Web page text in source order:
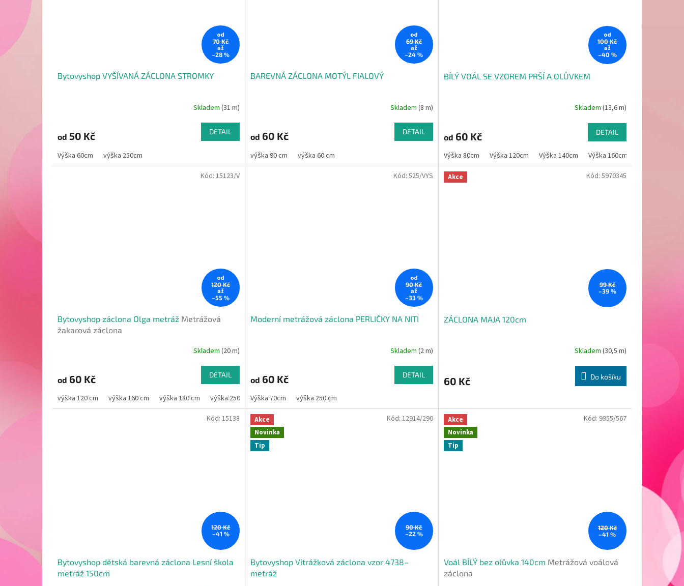
od
70 Kč
až
–28 %
Bytovyshop VYŠÍVANÁ ZÁCLONA STROMKY
Skladem(31 m)
od 50 Kč DETAIL
Výška 60cm výška 250cm
od
69 Kč
až
–24 %
BAREVNÁ ZÁCLONA MOTÝL FIALOVÝ
Skladem (8 m)
od 60 Kč DETAIL
výška 90 cm výška 60 cm
od
100 Kč
až
–40 %
BÍLÝ VOÁL SE VZOREM PRŠÍ A OLŮVKEM
Skladem (13,6 m)
od 60 Kč DETAIL
Výška 80cm Výška 120cm Výška 140cm Výška 160cm
od
120 Kč
až
–55 %
Bytovyshop záclona Olga metráž Metrážová
žakarová záclona
Skladem(20 m)
od 60 Kč DETAIL
výška 120 cm výška 160 cm výška 180 cm výška 250 cm
Kód:15123/V
od
90 Kč
až
–33 %
Moderní metrážová záclona PERLIČKY NA NITI
Skladem (2 m)
od 60 Kč DETAIL
Výška 70cm výška 250 cm
Kód: 525/VYS Akce
99 Kč
–39 %
ZÁCLONA MAJA 120cm
Skladem (30,5 m)
60 Kč Do košíku
Kód: 5970345
120 Kč
–41 %
Bytovyshop dětská barevná záclona Lesní škola
metráž 150cm
Kód:15138
Akce
Novinka
Tip
90 Kč
–22 %
Bytovyshop Vitrážková záclona vzor 4738–
metráž
Kód: 12914/290
Akce
Novinka
Tip
120 Kč
–41 %
Voál BÍLÝ bez olůvka 140cm Metrážová voálová
záclona
Kód: 9955/567